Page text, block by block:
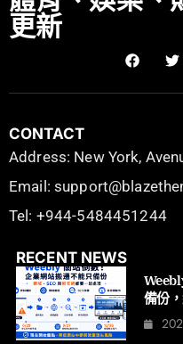
更新
CONTACT
Address: New York,
Email:
Tel: +944-5484451244
RECENT NEWS
備份